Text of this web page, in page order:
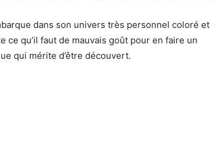
dans son univers très personnel coloré et
ce qu’il faut de mauvais goût pour en faire un
qui mérite d’être découvert.